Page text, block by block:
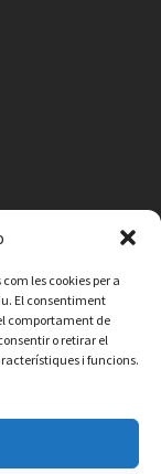
les cookies per a
El consentiment
comportament de
o retirar el
i funcions.